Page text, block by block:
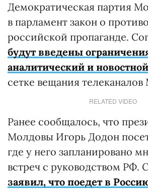
Демократическая партия
в парламент закон о
российской пропаганде.
будут введены
аналитический и
сетке вещания
RELATED VIDEO
Ранее сообщалось, что
Молдовы Игорь Додон
где у него запланировано
встреч с руководством РФ.
заявил, что поедет в